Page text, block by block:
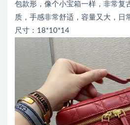
包款形，像个小宝箱一样，非常复
质，手感非常舒适，容量又大，日
尺寸：18*10*14